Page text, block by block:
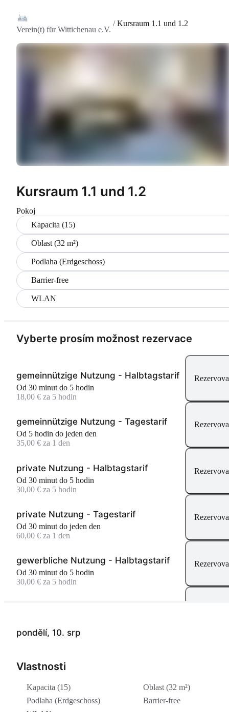
Verein(t) für Wittichenau e.V.
/Kursraum 1.1 und 1.2
Kursraum 1.1 und 1.2
Pokoj
Kapacita (15)
Oblast (32 m²)
Podlaha (Erdgeschoss)
Barrier-free
WLAN
pondělí, 10. srp
Vlastnosti
Kapacita (15)
Oblast (32 m²)
Podlaha (Erdgeschoss)
Barrier-free
Vyberte prosím možnost rezervace
gemeinnützige Nutzung - Halbtagstarif
Od 30 minut do 5 hodin
18,00 € za 5 hodin
gemeinnützige Nutzung - Tagestarif
Od 5 hodin do jeden den
35,00 € za 1 den
private Nutzung - Halbtagstarif
Od 30 minut do 5 hodin
30,00 € za 5 hodin
private Nutzung - Tagestarif
Od 30 minut do jeden den
60,00 € za 1 den
gewerbliche Nutzung - Halbtagstarif
Od 30 minut do 5 hodin
30,00 € za 5 hodin
60,00 € za 1 den